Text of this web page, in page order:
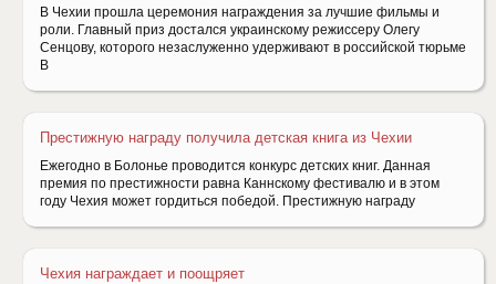
В Чехии прошла церемония награждения за лучшие фильмы и
роли. Главный приз достался украинскому режиссеру Олегу
Сенцову, которого незаслуженно удерживают в российской тюрьме
В
Престижную награду получила детская книга из Чехии
Ежегодно в Болонье проводится конкурс детских книг. Данная
премия по престижности равна Каннскому фестивалю и в этом
году Чехия может гордиться победой. Престижную награду
Чехия награждает и поощряет